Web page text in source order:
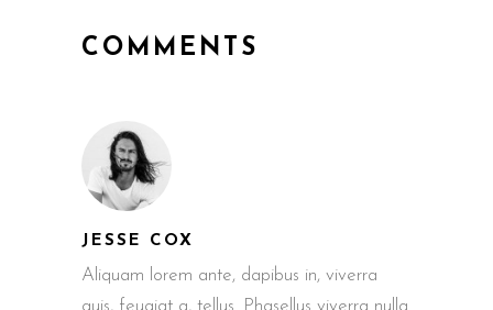
COMMENTS
JESSE COX
Aliquam lorem ante, dapibus in, viverra
quis, feugiat a, tellus. Phasellus viverra nulla